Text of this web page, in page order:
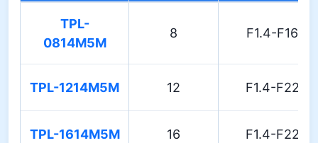
TPL-
0814M5M
8 F1.4-F16
TPL-1214M5M 12 F1.4-F22
TPL-1614M5M 16 F1.4-F22